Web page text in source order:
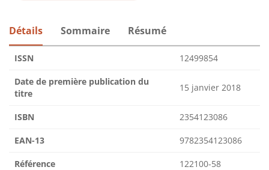
Détails Sommaire Résumé
ISSN 12499854
Date de première publication du
titre
15 janvier 2018
ISBN 2354123086
EAN-13 9782354123086
Référence 122100-58